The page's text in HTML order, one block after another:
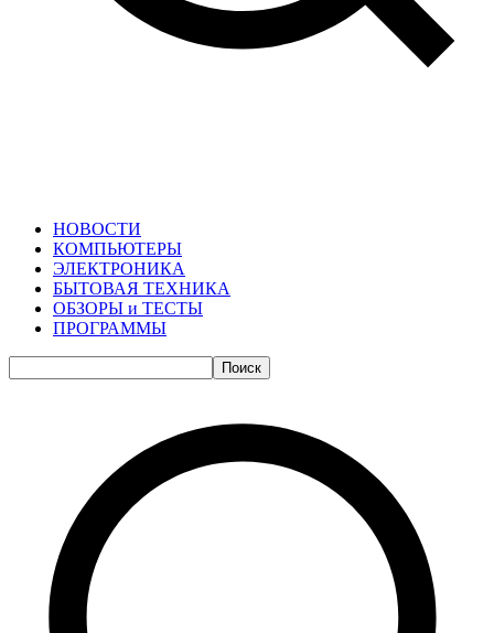
НОВОСТИ
КОМПЬЮТЕРЫ
ЭЛЕКТРОНИКА
БЫТОВАЯ ТЕХНИКА
ОБЗОРЫ и ТЕСТЫ
ПРОГРАММЫ
Поиск